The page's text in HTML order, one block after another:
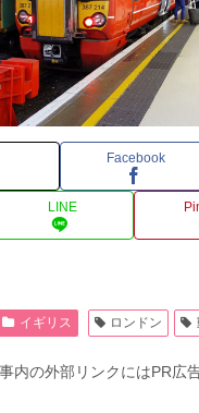
Facebook
LINE
イギリス ロンドン
内の外部リンクにはPR広